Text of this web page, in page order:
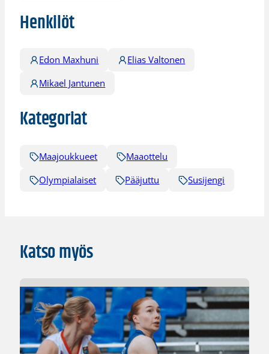
Henkilöt
Edon Maxhuni
Elias Valtonen
Mikael Jantunen
Kategoriat
Maajoukkueet
Maaottelu
Olympialaiset
Pääjuttu Susijengi
Katso myös